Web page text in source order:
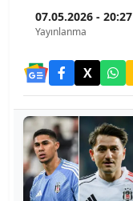
07.05.2026 - 20:27
Yayınlanma